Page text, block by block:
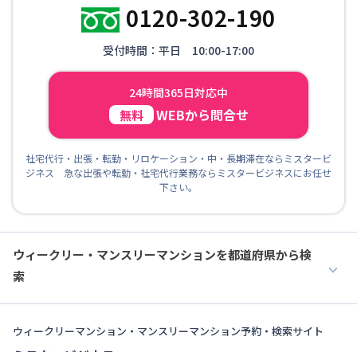
0120-302-190
受付時間：平日 10:00-17:00
24時間365日対応中
無料 WEBから問合せ
社宅代行・出張・転勤・リロケーション・中・長期滞在ならミスタービ
ジネス 急な出張や転勤・社宅代行業務ならミスタービジネスにお任せ
下さい。
ウィークリー・マンスリーマンションを都道府県から検
索
ウィークリーマンション・マンスリーマンション予約・検索サイト